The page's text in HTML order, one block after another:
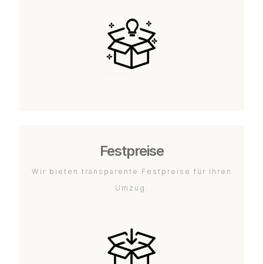
Festpreise
Wir bieten transparente Festpreise für Ihren
Umzug.